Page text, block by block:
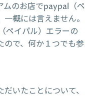
ムのお店でpaypal（ペ
概には言えません。
ペイパル）エラーの
ので、何か１つでも参
いたことについて、